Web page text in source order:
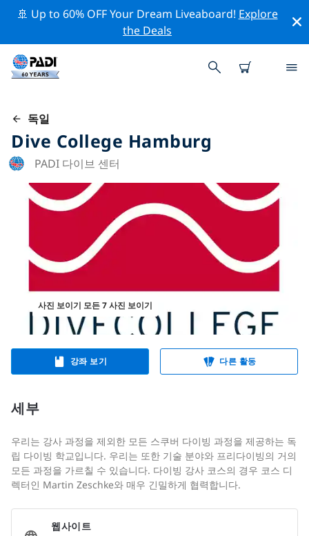
🚢 Up to 60% OFF Your Dream Liveaboard! Explore
the Deals
독일
Dive College Hamburg
PADI 다이브 센터
사진 보이기 모든 7 사진 보이기
강좌 보기 다른 활동
세부
우리는 강사 과정을 제외한 모든 스쿠버 다이빙 과정을 제공하는 독
립 다이빙 학교입니다. 우리는 또한 기술 분야와 프리다이빙의 거의
모든 과정을 가르칠 수 있습니다. 다이빙 강사 코스의 경우 코스 디
렉터인 Martin Zeschke와 매우 긴밀하게 협력합니다.
웹사이트